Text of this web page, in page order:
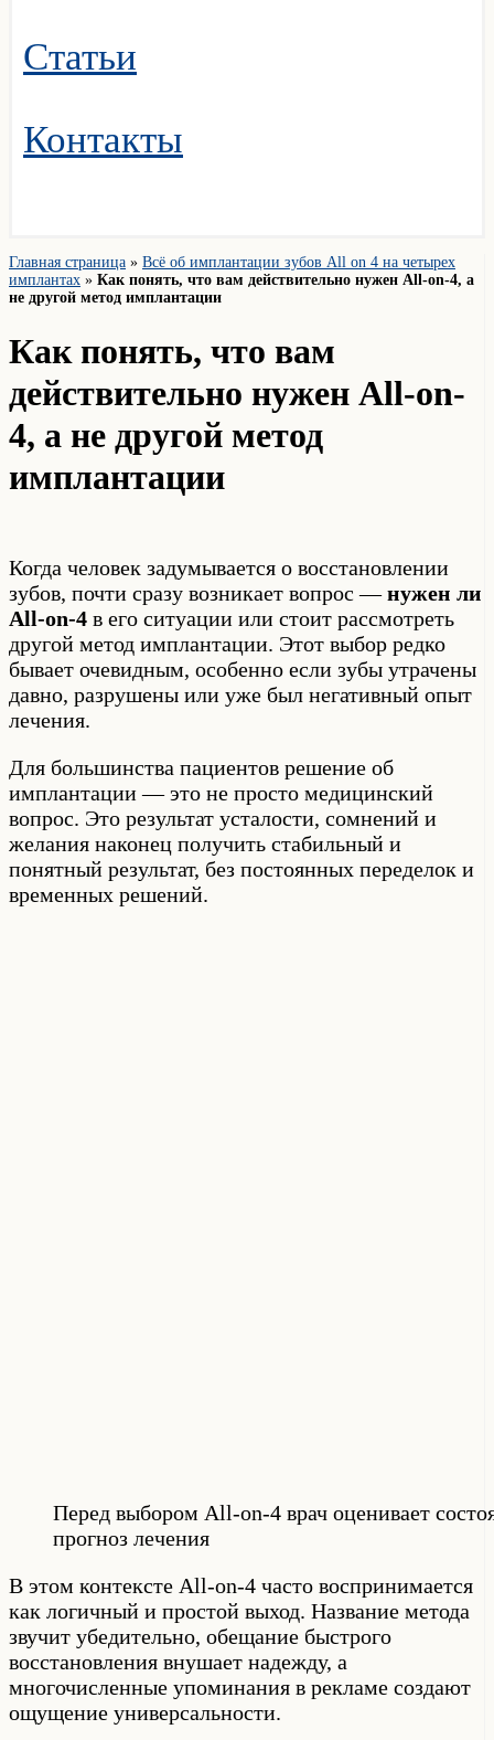
Статьи
Контакты
Главная страница » Всё об имплантации зубов All on 4 на четырех
имплантах » Как понять, что вам действительно нужен All-on-4, а
не другой метод имплантации
Как понять, что вам
действительно нужен All-on-
4, а не другой метод
имплантации
Когда человек задумывается о восстановлении
зубов, почти сразу возникает вопрос —нужен ли
All-on-4 в его ситуации или стоит рассмотреть
другой метод имплантации. Этот выбор редко
бывает очевидным, особенно если зубы утрачены
давно, разрушены или уже был негативный опыт
лечения.
Для большинства пациентов решение об
имплантации — это не просто медицинский
вопрос. Это результат усталости, сомнений и
желания наконец получить стабильный и
понятный результат, без постоянных переделок и
временных решений.
Перед выбором All-on-4 врач оценивает
прогноз лечения
В этом контексте All-on-4 часто воспринимается
как логичный и простой выход. Название метода
звучит убедительно, обещание быстрого
восстановления внушает надежду, а
многочисленные упоминания в рекламе создают
ощущение универсальности.